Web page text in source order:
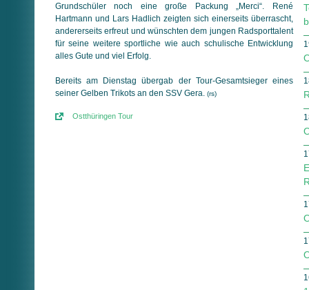
Grundschüler noch eine große Packung „Merci“. René
Hartmann und Lars Hadlich zeigten sich einerseits überrascht,
andererseits erfreut und wünschten dem jungen Radsporttalent
für seine weitere sportliche wie auch schulische Entwicklung
alles Gute und viel Erfolg.
Bereits am Dienstag übergab der Tour-Gesamtsieger eines
seiner Gelben Trikots an den SSV Gera. (rs)
Ostthüringen Tour